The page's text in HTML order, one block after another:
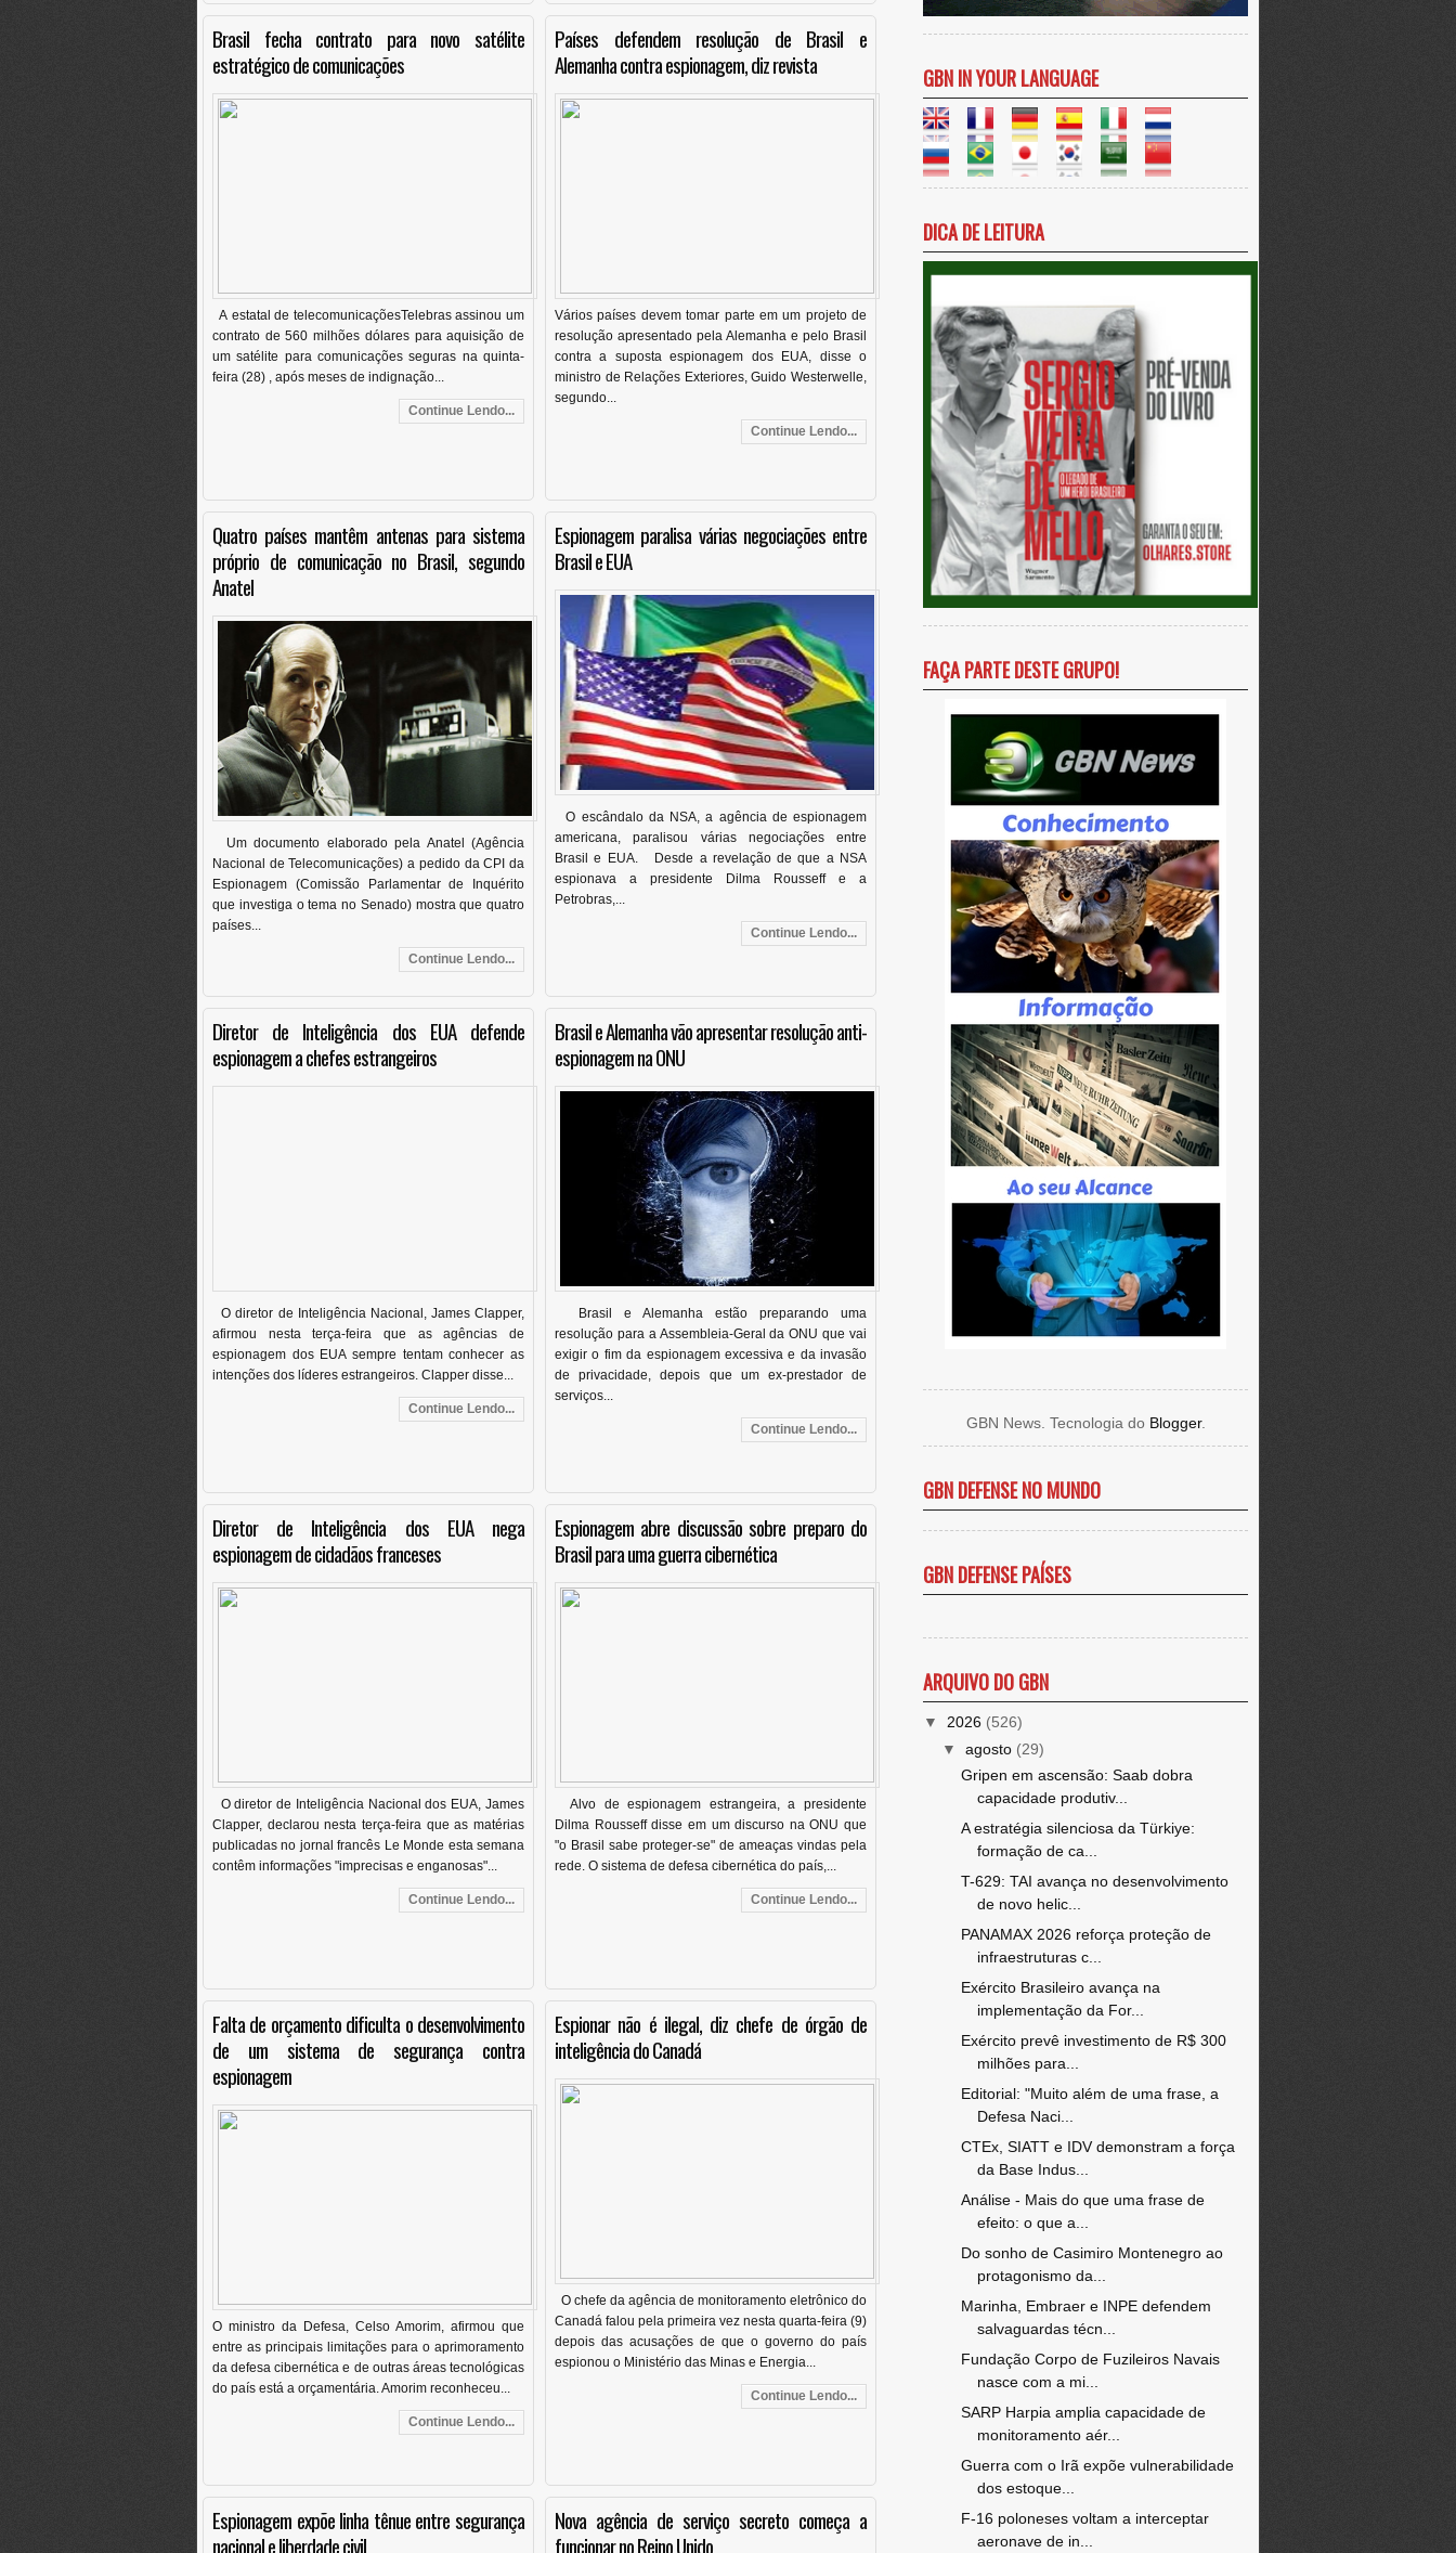
Brasil fecha contrato para novo satélite
estratégico de comunicações
A estatal de telecomunicaçõesTelebras assinou um
contrato de 560 milhões dólares para aquisição de
um satélite para comunicações seguras na quinta-
feira (28) , após meses de indignação...
Continue Lendo...
Países defendem resolução de Brasil e
Alemanha contra espionagem, diz revista
Vários países devem tomar parte em um projeto de
resolução apresentado pela Alemanha e pelo Brasil
contra a suposta espionagem dos EUA, disse o
ministro de Relações Exteriores, Guido Westerwelle,
segundo...
Continue Lendo...
Quatro países mantêm antenas para sistema
próprio de comunicação no Brasil, segundo
Anatel
Um documento elaborado pela Anatel (Agência
Nacional de Telecomunicações) a pedido da CPI da
Espionagem (Comissão Parlamentar de Inquérito
que investiga o tema no Senado) mostra que quatro
países...
Continue Lendo...
Espionagem paralisa várias negociações entre
Brasil e EUA
O escândalo da NSA, a agência de espionagem
americana, paralisou várias negociações entre
Brasil e EUA. Desde a revelação de que a NSA
espionava a presidente Dilma Rousseff e a
Petrobras,...
Continue Lendo...
Diretor de Inteligência dos EUA defende
espionagem a chefes estrangeiros
O diretor de Inteligência Nacional, James Clapper,
afirmou nesta terça-feira que as agências de
espionagem dos EUA sempre tentam conhecer as
intenções dos líderes estrangeiros. Clapper disse...
Continue Lendo...
Brasil e Alemanha vão apresentar resolução anti-
espionagem na ONU
Brasil e Alemanha estão preparando uma
resolução para a Assembleia-Geral da ONU que vai
exigir o fim da espionagem excessiva e da invasão
de privacidade, depois que um ex-prestador de
serviços...
Continue Lendo...
Diretor de Inteligência dos EUA nega
espionagem de cidadãos franceses
O diretor de Inteligência Nacional dos EUA, James
Clapper, declarou nesta terça-feira que as matérias
publicadas no jornal francês Le Monde esta semana
contêm informações "imprecisas e enganosas"...
Continue Lendo...
Espionagem abre discussão sobre preparo do
Brasil para uma guerra cibernética
Alvo de espionagem estrangeira, a presidente
Dilma Rousseff disse em um discurso na ONU que
"o Brasil sabe proteger-se" de ameaças vindas pela
rede. O sistema de defesa cibernética do país,...
Continue Lendo...
Falta de orçamento dificulta o desenvolvimento
de um sistema de segurança contra
espionagem
O ministro da Defesa, Celso Amorim, afirmou que
entre as principais limitações para o aprimoramento
da defesa cibernética e de outras áreas tecnológicas
do país está a orçamentária. Amorim reconheceu...
Continue Lendo...
Espionar não é ilegal, diz chefe de órgão de
inteligência do Canadá
O chefe da agência de monitoramento eletrônico do
Canadá falou pela primeira vez nesta quarta-feira (9)
depois das acusações de que o governo do país
espionou o Ministério das Minas e Energia...
Continue Lendo...
Espionagem expõe linha tênue entre segurança
nacional e liberdade civil
Nova agência de serviço secreto começa a
funcionar no Reino Unido
GBN IN YOUR LANGUAGE
DICA DE LEITURA
FAÇA PARTE DESTE GRUPO!
GBN News. Tecnologia do Blogger.
GBN DEFENSE NO MUNDO
GBN DEFENSE PAÍSES
ARQUIVO DO GBN
▼ 2026 (526)
▼ agosto (29)
Gripen em ascensão: Saab dobra
capacidade produtiv...
A estratégia silenciosa da Türkiye:
formação de ca...
T-629: TAI avança no desenvolvimento
de novo helic...
PANAMAX 2026 reforça proteção de
infraestruturas c...
Exército Brasileiro avança na
implementação da For...
Exército prevê investimento de R$ 300
milhões para...
Editorial: "Muito além de uma frase, a
Defesa Naci...
CTEx, SIATT e IDV demonstram a força
da Base Indus...
Análise - Mais do que uma frase de
efeito: o que a...
Do sonho de Casimiro Montenegro ao
protagonismo da...
Marinha, Embraer e INPE defendem
salvaguardas técn...
Fundação Corpo de Fuzileiros Navais
nasce com a mi...
SARP Harpia amplia capacidade de
monitoramento aér...
Guerra com o Irã expõe vulnerabilidade
dos estoque...
F-16 poloneses voltam a interceptar
aeronave de in...